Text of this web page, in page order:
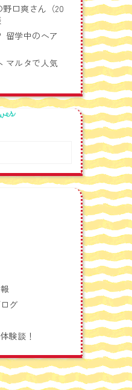
口爽さん（20
留学中のヘア
マルタで人気
グ
験談！